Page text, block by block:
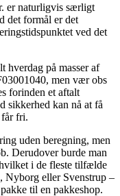
er naturligvis særligt
det formål er det
ved det
hverdag på masser af
men vær obs
forinden et aftalt
sikkerhed kan nå at få
får fri.
uden beregning, men
Derudover burde man
i de fleste tilfælde
eller Svenstrup –
til en pakkeshop.